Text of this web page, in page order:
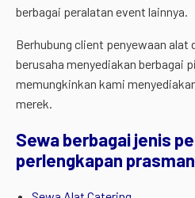
berbagai peralatan event lainnya.
Berhubung client penyewaan alat
berusaha menyediakan berbagai
memungkinkan kami
merek.
Sewa berbagai jenis
perlengkapan